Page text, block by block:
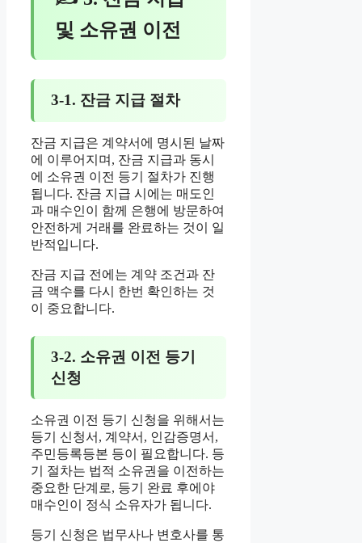
및 소유권 이전
3-1. 잔금 지급 절차
잔금 지급은 계약서에 명시된 날짜
에 이루어지며, 잔금 지급과 동시
에 소유권 이전 등기 절차가 진행
됩니다. 잔금 지급 시에는 매도인
과 매수인이 함께 은행에 방문하여
안전하게 거래를 완료하는 것이 일
반적입니다.
잔금 지급 전에는 계약 조건과 잔
금 액수를 다시 한번 확인하는 것
이 중요합니다.
3-2. 소유권 이전 등기
신청
소유권 이전 등기 신청을 위해서는
등기 신청서, 계약서, 인감증명서,
주민등록등본 등이 필요합니다. 등
기 절차는 법적 소유권을 이전하는
중요한 단계로, 등기 완료 후에야
매수인이 정식 소유자가 됩니다.
등기 신청은 법무사나 변호사를 통